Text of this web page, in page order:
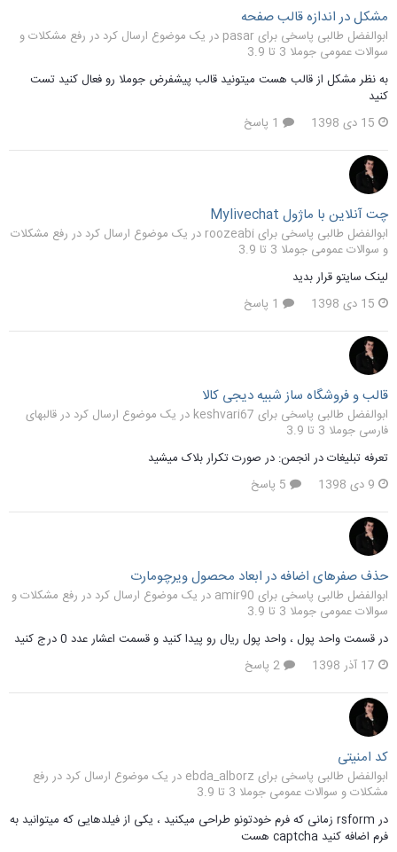
مشکل در اندازه قالب صفحه
ابوالفضل طالبی پاسخی برای pasar در یک موضوع ارسال کرد در
رفع مشکلات و
سوالات عمومی جوملا 3 تا 3.9
به نظر مشکل از قالب هست میتونید قالب پیشفرض جوملا رو فعال کنید تست
کنید
15 دی 1398
چت آنلاین با ماژول Mylivechat
ابوالفضل طالبی پاسخی برای roozeabi در یک موضوع ارسال کرد در
رفع مشکلات
و سوالات عمومی جوملا 3 تا 3.9
لینک سایتو قرار بدید
15 دی 1398
قالب و فروشگاه ساز شبیه دیجی کالا
ابوالفضل طالبی پاسخی برای keshvari67 در یک موضوع ارسال کرد در
قالبهای
فارسی جوملا 3 تا 3.9
تعرفه تبلیغات در انجمن: در صورت تکرار بلاک میشید
9 دی 1398
حذف صفرهای اضافه در ابعاد محصول ویرچومارت
ابوالفضل طالبی پاسخی برای amir90 در یک موضوع ارسال کرد در
رفع مشکلات و
سوالات عمومی جوملا 3 تا 3.9
در قسمت واحد پول ، واحد پول ریال رو پیدا کنید و قسمت اعشار عدد 0 درج کنید
17 آذر 1398
کد امنیتی
ابوالفضل طالبی پاسخی برای ebda_alborz در یک موضوع ارسال کرد در
رفع
مشکلات و سوالات عمومی جوملا 3 تا 3.9
در rsform زمانی که فرم خودتونو طراحی میکنید ، یکی از فیلدهایی که میتوانید به
فرم اضافه کنید captcha هست